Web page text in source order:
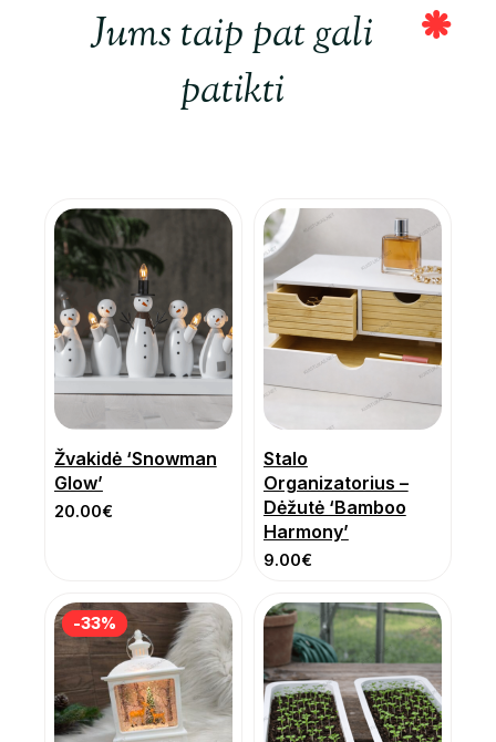
Jums taip pat gali
patikti
Žvakidė ‘Snowman
Glow’
20.00€
Stalo
Organizatorius –
Dėžutė ‘Bamboo
Harmony’
9.00€
-33%
-33%